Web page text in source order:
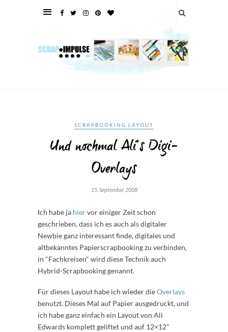
SCRAPBOOKING LAYOUT
Und nochmal Ali’s Digi-
Overlays
15. September 2008
Ich habe ja hiervor einiger Zeit schon
geschrieben, dass ich es auch als digitaler
Newbie ganz interessant finde, digitales und
altbekanntes Papierscrapbooking zu verbinden,
in "Fachkreisen" wird diese Technik auch
Hybrid-Scrapbooking genannt.
Für dieses Layout habe ich wieder dieOverlays
benutzt. Dieses Mal auf Papier ausgedruckt, und
ich habe ganz einfach ein Layout von Ali
Edwards komplett geliftet und auf 12×12"